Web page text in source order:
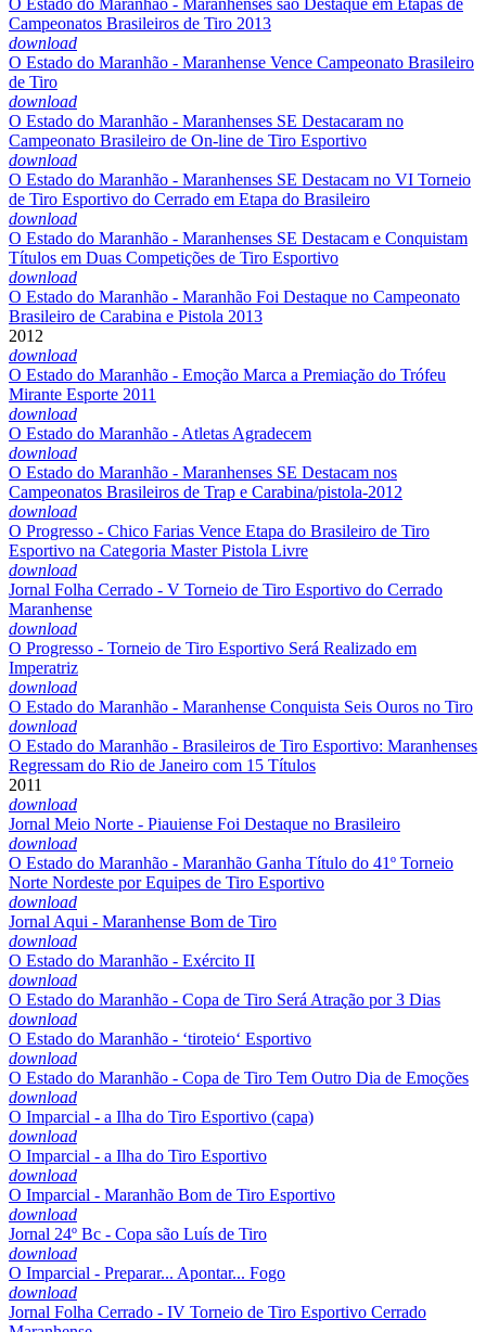
O Estado do Maranhão - Maranhenses são Destaque em Etapas de
Campeonatos Brasileiros de Tiro 2013
download
O Estado do Maranhão - Maranhense Vence Campeonato Brasileiro
de Tiro
download
O Estado do Maranhão - Maranhenses SE Destacaram no
Campeonato Brasileiro de On-line de Tiro Esportivo
download
O Estado do Maranhão - Maranhenses SE Destacam no VI Torneio
de Tiro Esportivo do Cerrado em Etapa do Brasileiro
download
O Estado do Maranhão - Maranhenses SE Destacam e Conquistam
Títulos em Duas Competições de Tiro Esportivo
download
O Estado do Maranhão - Maranhão Foi Destaque no Campeonato
Brasileiro de Carabina e Pistola 2013
2012
download
O Estado do Maranhão - Emoção Marca a Premiação do Trófeu
Mirante Esporte 2011
download
O Estado do Maranhão - Atletas Agradecem
download
O Estado do Maranhão - Maranhenses SE Destacam nos
Campeonatos Brasileiros de Trap e Carabina/pistola-2012
download
O Progresso - Chico Farias Vence Etapa do Brasileiro de Tiro
Esportivo na Categoria Master Pistola Livre
download
Jornal Folha Cerrado - V Torneio de Tiro Esportivo do Cerrado
Maranhense
download
O Progresso - Torneio de Tiro Esportivo Será Realizado em
Imperatriz
download
O Estado do Maranhão - Maranhense Conquista Seis Ouros no Tiro
download
O Estado do Maranhão - Brasileiros de Tiro Esportivo: Maranhenses
Regressam do Rio de Janeiro com 15 Títulos
2011
download
Jornal Meio Norte - Piauiense Foi Destaque no Brasileiro
download
O Estado do Maranhão - Maranhão Ganha Título do 41º Torneio
Norte Nordeste por Equipes de Tiro Esportivo
download
Jornal Aqui - Maranhense Bom de Tiro
download
O Estado do Maranhão - Exército II
download
O Estado do Maranhão - Copa de Tiro Será Atração por 3 Dias
download
O Estado do Maranhão - ‘tiroteio‘ Esportivo
download
O Estado do Maranhão - Copa de Tiro Tem Outro Dia de Emoções
download
O Imparcial - a Ilha do Tiro Esportivo (capa)
download
O Imparcial - a Ilha do Tiro Esportivo
download
O Imparcial - Maranhão Bom de Tiro Esportivo
download
Jornal 24º Bc - Copa são Luís de Tiro
download
O Imparcial - Preparar... Apontar... Fogo
download
Jornal Folha Cerrado - IV Torneio de Tiro Esportivo Cerrado